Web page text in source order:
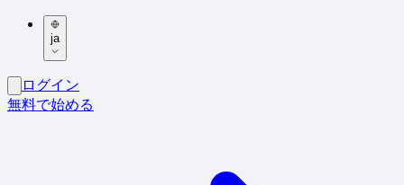
ja
ログイン
無料で始める